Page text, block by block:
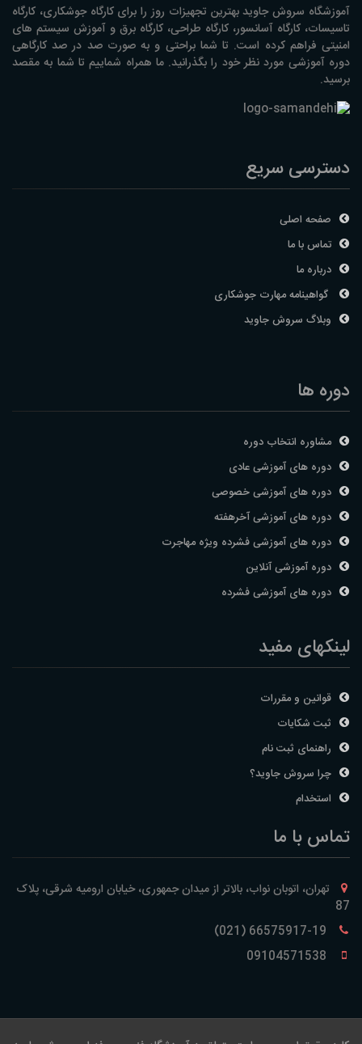
آموزشگاه سروش جاوید بهترین تجهیزات روز را برای کارگاه جوشکاری، کارگاه
تاسیسات، کارگاه آسانسور، کارگاه طراحی، کارگاه برق و آموزش سیستم های
امنیتی فراهم کرده است. تا شما براحتی و به صورت صد در صد کارگاهی
دوره آموزشی مورد نظر خود را بگذرانید. ما همراه شماییم تا شما به مقصد
برسید.
دسترسی سریع
صفحه اصلی
تماس با ما
درباره ما
گواهینامه مهارت جوشکاری
وبلاگ سروش جاوید
دوره ها
مشاوره انتخاب دوره
دوره های آموزشی عادی
دوره های آموزشی خصوصی
دوره های آموزشی آخرهفته
دوره های آموزشی فشرده ویژه مهاجرت
دوره آموزشی آنلاین
دوره های آموزشی فشرده
لینکهای مفید
قوانین و مقررات
ثبت شکایات
راهنمای ثبت نام
چرا سروش جاوید؟
استخدام
تماس با ما
تهران، اتوبان نواب، بالاتر از میدان جمهوری، خیابان ارومیه شرقی، پلاک
87